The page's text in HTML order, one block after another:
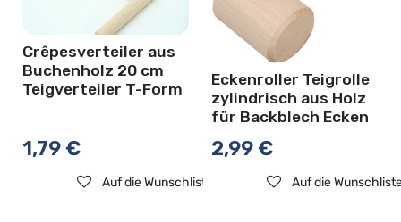
Crêpesverteiler aus
Buchenholz 20 cm
Teigverteiler T-Form
1,79€
Auf die Wunschliste
Eckenroller Teigrolle
zylindrisch aus Holz
für Backblech Ecken
2,99€
Auf die